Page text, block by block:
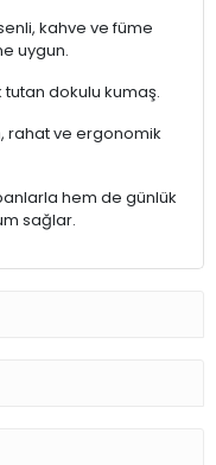
kahve ve füme
uygun.
tutan dokulu kumaş.
rahat ve ergonomik
hem de günlük
sağlar.